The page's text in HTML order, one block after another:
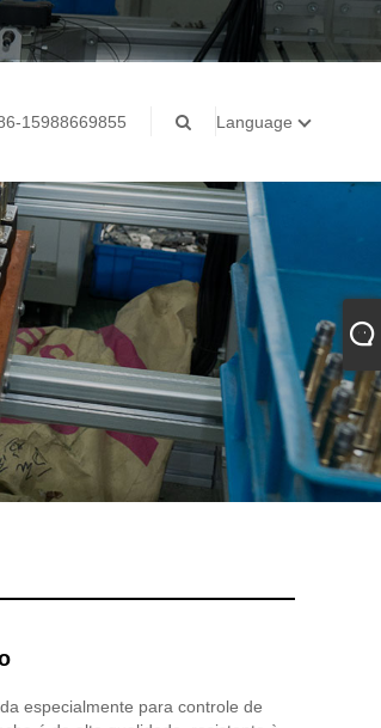
15988669855 Language
especialmente para controle de